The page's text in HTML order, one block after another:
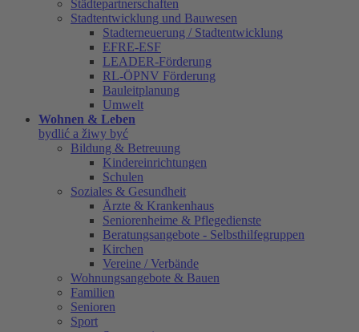
Städtepartnerschaften
Stadtentwicklung und Bauwesen
Stadterneuerung / Stadtentwicklung
EFRE-ESF
LEADER-Förderung
RL-ÖPNV Förderung
Bauleitplanung
Umwelt
Wohnen & Leben
bydlić a žiwy być
Bildung & Betreuung
Kindereinrichtungen
Schulen
Soziales & Gesundheit
Ärzte & Krankenhaus
Seniorenheime & Pflegedienste
Beratungsangebote - Selbsthilfegruppen
Kirchen
Vereine / Verbände
Wohnungsangebote & Bauen
Familien
Senioren
Sport